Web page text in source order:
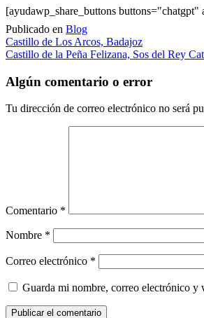
[ayudawp_share_buttons
Publicado en Blog
Navegación
de
entradas
Castillo de Los Arcos, Badajoz
Castillo de la Peña Felizana, Sos del Rey
Algún comentario o error
Tu dirección de correo electrónico no será
Comentario *
Nombre *
Correo electrónico *
Guarda mi nombre, correo electrónico y